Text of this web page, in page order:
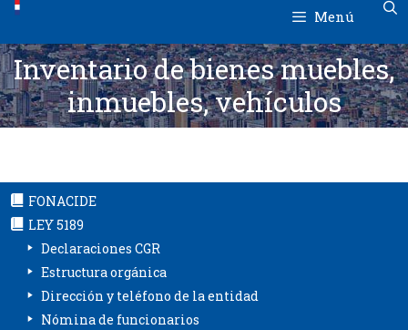
Menú
Inventario de bienes muebles,
inmuebles, vehículos
FONACIDE
LEY 5189
Declaraciones CGR
Estructura orgánica
Dirección y teléfono de la entidad
Nómina de funcionarios